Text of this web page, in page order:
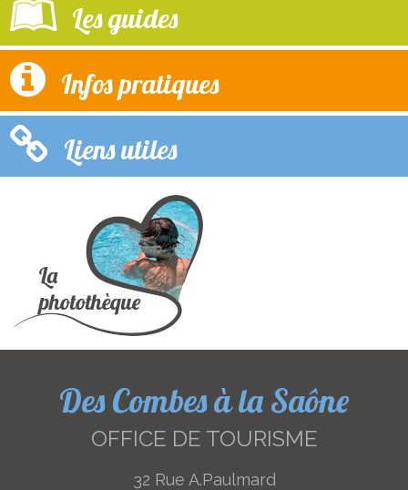
Les guides
Infos pratiques
Liens utiles
Des Combes à la Saône
OFFICE DE TOURISME
32 Rue A.Paulmard